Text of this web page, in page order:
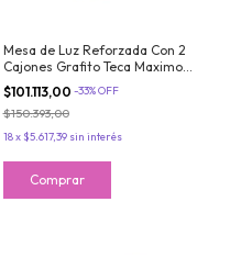
Mesa de Luz Reforzada Con 2
Cajones Grafito Teca Maximo
Fortaleza
$101.113,00 -33%OFF
$150.393,00
18x $5.617,39 sin interés